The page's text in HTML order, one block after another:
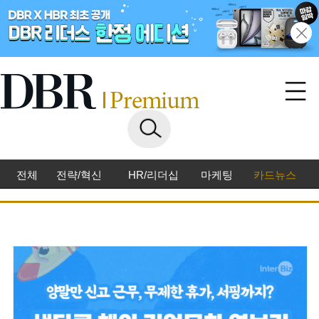
전체 전략/혁신 HR/리더십 마케팅 카드뉴스